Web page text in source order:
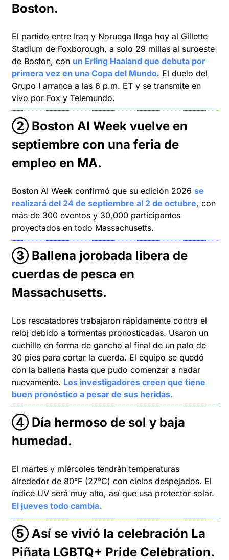
Boston.
El partido entre Iraq y Noruega llega hoy al Gillette
Stadium de Foxborough, a solo 29 millas al suroeste
de Boston, con un Erling Haaland que debuta por
primera vez en una Copa del Mundo. El duelo del
Grupo I arranca a las 6 p.m. ET y se transmite en
vivo por Fox y Telemundo.
② Boston AI Week vuelve en
septiembre con una feria de
empleo en MA.
Boston AI Week confirmó que su edición 2026 se
realizará del 24 de septiembre al 2 de octubre, con
más de 300 eventos y 30,000 participantes
proyectados en todo Massachusetts.
③ Ballena jorobada libera de
cuerdas de pesca en
Massachusetts.
Los rescatadores trabajaron rápidamente contra el
reloj debido a tormentas pronosticadas. Usaron un
cuchillo en forma de gancho al final de un palo de
30 pies para cortar la cuerda. El equipo se quedó
con la ballena hasta que pudo comenzar a nadar
nuevamente. Los investigadores creen que tiene
buen pronóstico a pesar de sus heridas.
④ Día hermoso de sol y baja
humedad.
El martes y miércoles tendrán temperaturas
alrededor de 80°F (27°C) con cielos despejados. El
El jueves todo cambia.
⑤ Así se vivió la celebración La
Piñata LGBTQ+ Pride Celebration.